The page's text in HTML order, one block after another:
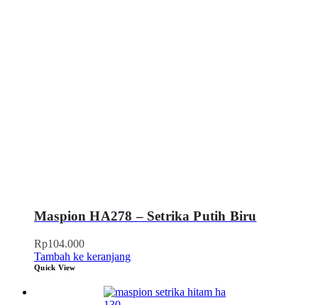
Maspion HA278 – Setrika Putih Biru
Rp104.000
Tambah ke keranjang
Quick View